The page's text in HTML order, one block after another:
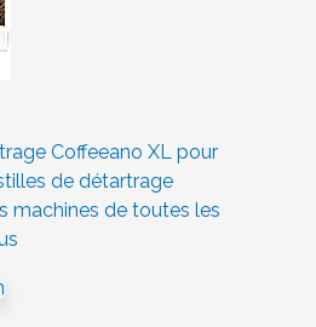
Coffeeano XL pour
de détartrage
machines de toutes les